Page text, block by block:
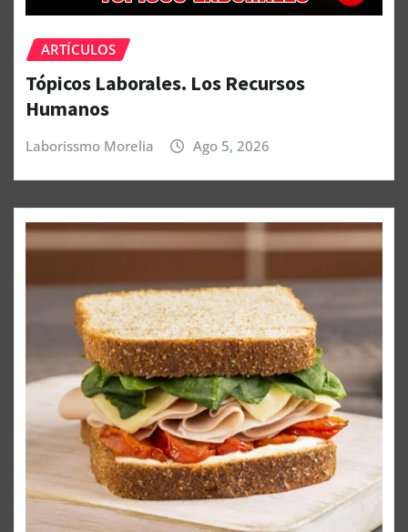
ARTÍCULOS
Tópicos Laborales. Los Recursos
Humanos
Laborissmo Morelia Ago 5, 2026